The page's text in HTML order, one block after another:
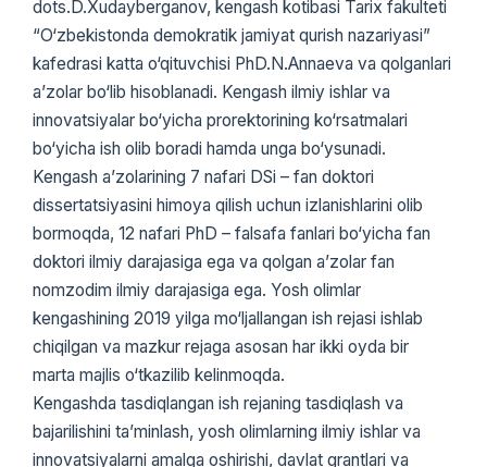
dots.D.Xudayberganov, kengash kotibasi Tarix fakulteti
“O‘zbekistonda demokratik jamiyat qurish nazariyasi”
kafedrasi katta o‘qituvchisi PhD.N.Annaeva va qolganlari
a’zolar bo‘lib hisoblanadi. Kengash ilmiy ishlar va
innovatsiyalar bo‘yicha prorektorining ko‘rsatmalari
bo‘yicha ish olib boradi hamda unga bo‘ysunadi.
Kengash a’zolarining 7 nafari DSi – fan doktori
dissertatsiyasini himoya qilish uchun izlanishlarini olib
bormoqda, 12 nafari PhD – falsafa fanlari bo‘yicha fan
doktori ilmiy darajasiga ega va qolgan a’zolar fan
nomzodim ilmiy darajasiga ega. Yosh olimlar
kengashining 2019 yilga mo‘ljallangan ish rejasi ishlab
chiqilgan va mazkur rejaga asosan har ikki oyda bir
marta majlis o‘tkazilib kelinmoqda.
Kengashda tasdiqlangan ish rejaning tasdiqlash va
bajarilishini ta’minlash, yosh olimlarning ilmiy ishlar va
innovatsiyalarni amalga oshirishi, davlat grantlari va